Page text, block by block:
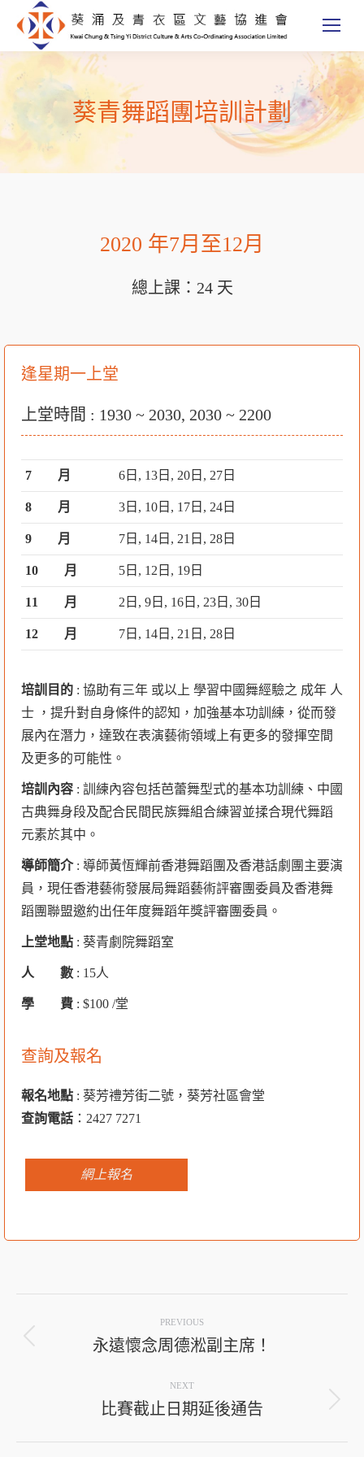
葵青舞蹈團培訓計劃
2020 年7月至12月
總上課：24 天
逢星期一上堂
上堂時間 : 1930 ~ 2030, 2030 ~ 2200
7 月 6日, 13日, 20日, 27日
8 月 3日, 10日, 17日, 24日
9 月 7日, 14日, 21日, 28日
10 月 5日, 12日, 19日
11 月 2日, 9日, 16日, 23日, 30日
12 月 7日, 14日, 21日, 28日
培訓目的 : 協助有三年 或以上 學習中國舞經驗之 成年 人
士 ，提升對自身條件的認知，加強基本功訓練，從而發
展內在潛力，達致在表演藝術領域上有更多的發揮空間
及更多的可能性。
培訓內容 : 訓練內容包括芭蕾舞型式的基本功訓練、中國
古典舞身段及配合民間民族舞組合練習並揉合現代舞蹈
元素於其中。
導師簡介: 導師黃恆輝前香港舞蹈團及香港話劇團主要演
員，現任香港藝術發展局舞蹈藝術評審團委員及香港舞
蹈團聯盟邀約出任年度舞蹈年獎評審團委員。
上堂地點 : 葵青劇院舞蹈室
人 數 : 15人
學 費 : $100 /堂
查詢及報名
報名地點 : 葵芳禮芳街二號，葵芳社區會堂
查詢電話 ：2427 7271
網上報名
navigation
PREVIOUS
Previous
永遠懷念周德淞副主席！
NEXT
Next
比賽截止日期延後通告